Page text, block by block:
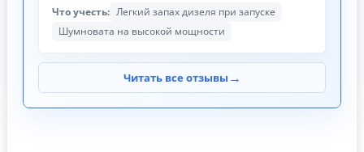
Что учесть: Легкий запах дизеля при запуске
Шумновата на высокой мощности
Читать все отзывы →